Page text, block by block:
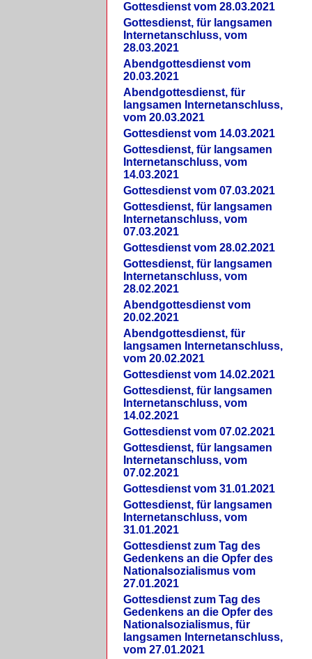
Gottesdienst vom 28.03.2021
Gottesdienst, für langsamen
Internetanschluss, vom
28.03.2021
Abendgottesdienst vom
20.03.2021
Abendgottesdienst, für
langsamen Internetanschluss,
vom 20.03.2021
Gottesdienst vom 14.03.2021
Gottesdienst, für langsamen
Internetanschluss, vom
14.03.2021
Gottesdienst vom 07.03.2021
Gottesdienst, für langsamen
Internetanschluss, vom
07.03.2021
Gottesdienst vom 28.02.2021
Gottesdienst, für langsamen
Internetanschluss, vom
28.02.2021
Abendgottesdienst vom
20.02.2021
Abendgottesdienst, für
langsamen Internetanschluss,
vom 20.02.2021
Gottesdienst vom 14.02.2021
Gottesdienst, für langsamen
Internetanschluss, vom
14.02.2021
Gottesdienst vom 07.02.2021
Gottesdienst, für langsamen
Internetanschluss, vom
07.02.2021
Gottesdienst vom 31.01.2021
Gottesdienst, für langsamen
Internetanschluss, vom
31.01.2021
Gottesdienst zum Tag des
Gedenkens an die Opfer des
Nationalsozialismus vom
27.01.2021
Gottesdienst zum Tag des
Gedenkens an die Opfer des
Nationalsozialismus, für
langsamen Internetanschluss,
vom 27.01.2021